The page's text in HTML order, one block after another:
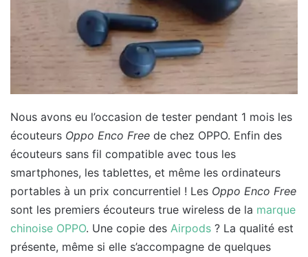
Nous avons eu l’occasion de tester pendant 1 mois les
écouteurs Oppo Enco Free de chez OPPO. Enfin des
écouteurs sans fil compatible avec tous les
smartphones, les tablettes, et même les ordinateurs
portables à un prix concurrentiel ! Les Oppo Enco Free
sont les premiers écouteurs true wireless de la marque
chinoise OPPO. Une copie des Airpods ? La qualité est
présente, même si elle s’accompagne de quelques